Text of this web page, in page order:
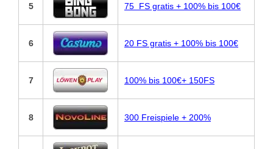
5 75 FS gratis + 100% bis 100€
6 20 FS gratis + 100% bis 100€
7 100% bis 100€+ 150FS
8 300 Freispiele + 200%